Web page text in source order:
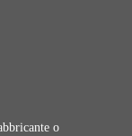
o